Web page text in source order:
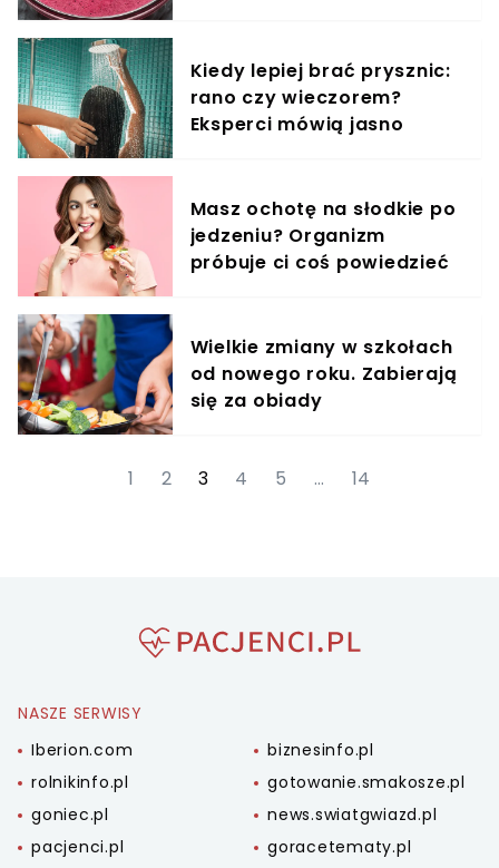
Kiedy lepiej brać prysznic:
rano czy wieczorem?
Eksperci mówią jasno
Masz ochotę na słodkie po
jedzeniu? Organizm
próbuje ci coś powiedzieć
Wielkie zmiany w szkołach
od nowego roku. Zabierają
się za obiady
1 2 3 4 5 … 14
NASZE SERWISY
Iberion.com
biznesinfo.pl
rolnikinfo.pl
gotowanie.smakosze.pl
goniec.pl
news.swiatgwiazd.pl
pacjenci.pl
goracetematy.pl